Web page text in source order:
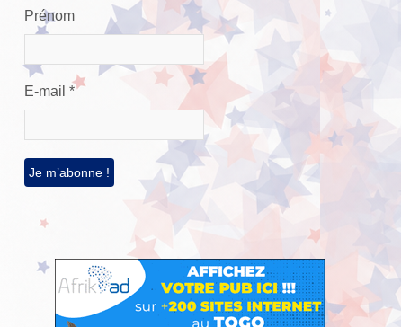
Prénom
E-mail*